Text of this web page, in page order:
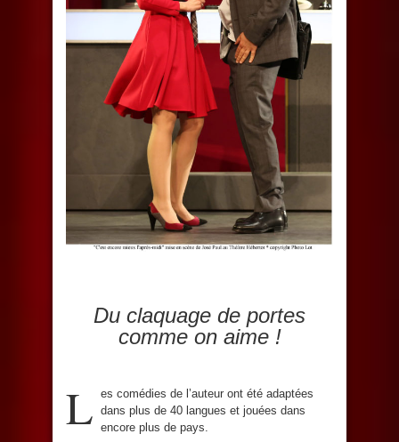
Du claquage de portes
comme on aime !
L es comédies de l’auteur ont été adaptées
dans plus de 40 langues et jouées dans
encore plus de pays.